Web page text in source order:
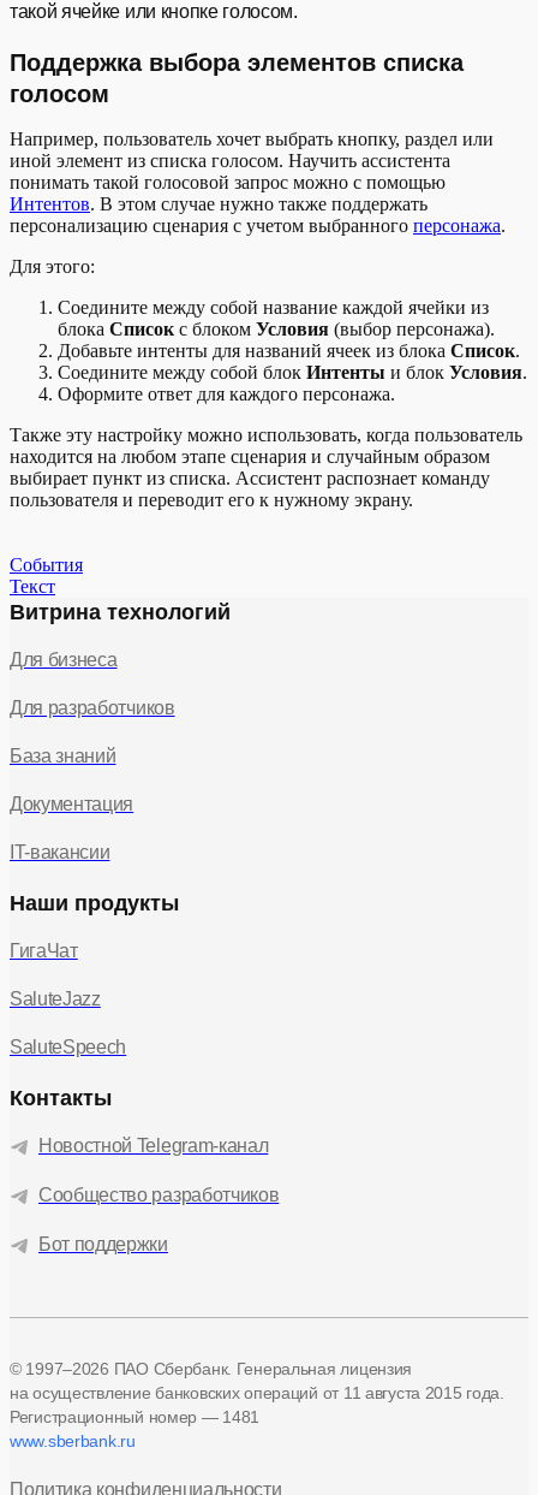
такой ячейке или кнопке голосом.
Поддержка выбора элементов списка
голосом
Например, пользователь хочет выбрать кнопку, раздел или
иной элемент из списка голосом. Научить ассистента
понимать такой голосовой запрос можно с помощью
Интентов. В этом случае нужно также поддержать
персонализацию сценария с учетом выбранного персонажа.
Для этого:
Соедините между собой название каждой ячейки из
блока Список с блоком Условия (выбор персонажа).
Добавьте интенты для названий ячеек из блока Список.
Соедините между собой блок Интенты и блок Условия.
Оформите ответ для каждого персонажа.
Также эту настройку можно использовать, когда пользователь
находится на любом этапе сценария и случайным образом
выбирает пункт из списка. Ассистент распознает команду
пользователя и переводит его к нужному экрану.
События
Текст
Витрина технологий
Для бизнеса
Для разработчиков
База знаний
Документация
IT-вакансии
Наши продукты
ГигаЧат
SaluteJazz
SaluteSpeech
Контакты
Новостной Telegram-канал
Сообщество разработчиков
Бот поддержки
© 1997–2026 ПАО Сбербанк. Генеральная лицензия
на осуществление банковских операций от 11 августа 2015 года.
Регистрационный номер — 1481
www.sberbank.ru
Политика конфиденциальности